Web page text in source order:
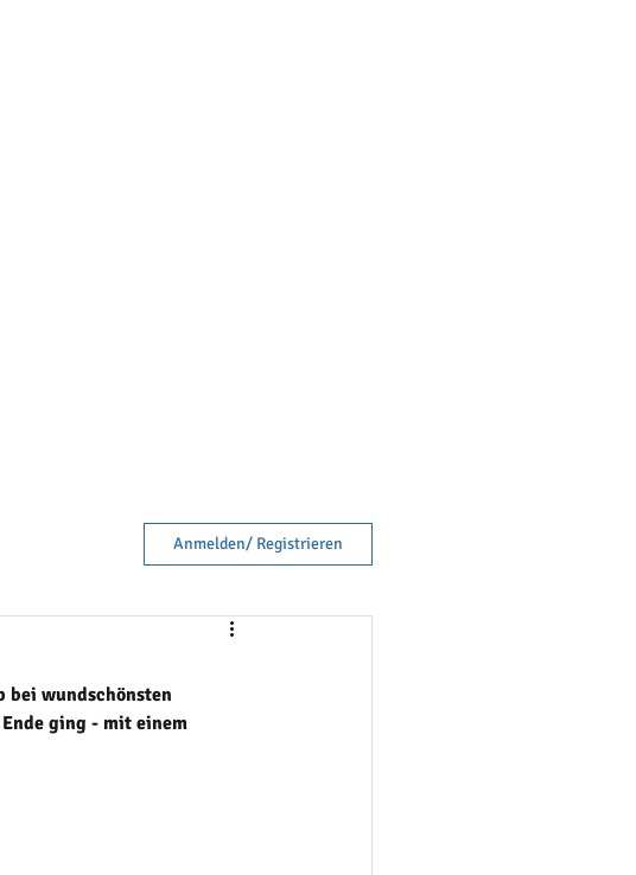
Anmelden/ Registrieren
bei wundschönsten
ging - mit einem